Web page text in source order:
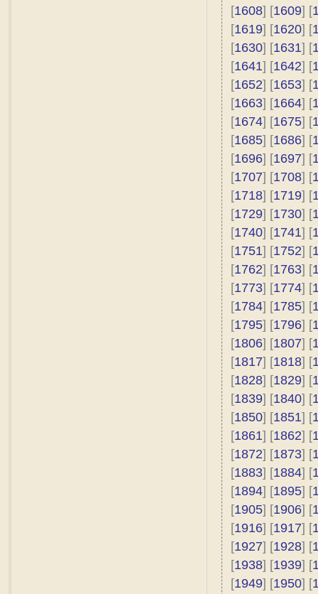
[1608] [1609] [
[1619] [1620] [
[1630] [1631] [
[1641] [1642] [
[1652] [1653] [
[1663] [1664] [
[1674] [1675] [
[1685] [1686] [
[1696] [1697] [
[1707] [1708] [
[1718] [1719] [
[1729] [1730] [
[1740] [1741] [
[1751] [1752] [
[1762] [1763] [
[1773] [1774] [
[1784] [1785] [
[1795] [1796] [
[1806] [1807] [
[1817] [1818] [
[1828] [1829] [
[1839] [1840] [
[1850] [1851] [
[1861] [1862] [
[1872] [1873] [
[1883] [1884] [
[1894] [1895] [
[1905] [1906] [
[1916] [1917] [
[1927] [1928] [
[1938] [1939] [
[1949] [1950] [